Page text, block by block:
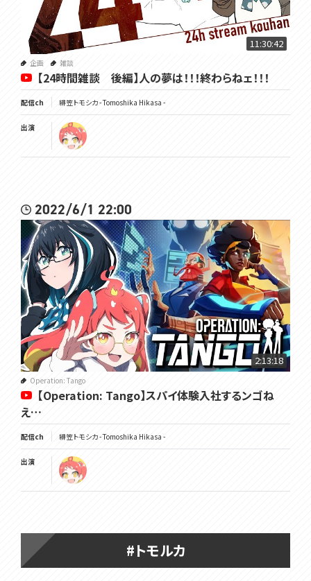
11:30:42
企画 雑談
【24時間雑談 後編】人の夢は！！！終わらねェ！！！
配信ch 緋笠トモシカ - Tomoshika Hikasa -
出演
2022/6/1 22:00
2:13:18
Operation: Tango
【Operation: Tango】スパイ体験入社するンゴね
え…
配信ch 緋笠トモシカ - Tomoshika Hikasa -
出演
#トモルカ